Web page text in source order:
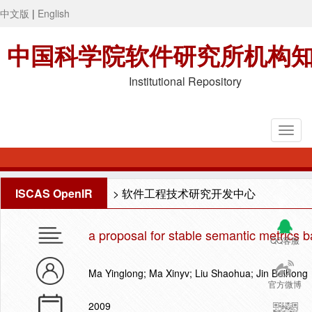
中文版 | English
中国科学院软件研究所机构
Institutional Repository
ISCAS OpenIR > 软件工程技术研究开发中心
QQ客服
官方微博
a proposal for stable semantic metrics
Ma Yinglong; Ma Xinyv; Liu Shaohua; Jin Beihong
2009